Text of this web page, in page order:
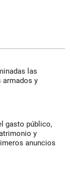
las
armados y
gasto público,
y
anuncios